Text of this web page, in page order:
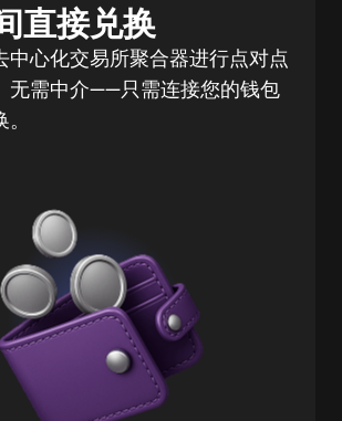
直接兑换
中心化交易所聚合器进行点对点
无需中介——只需连接您的钱包